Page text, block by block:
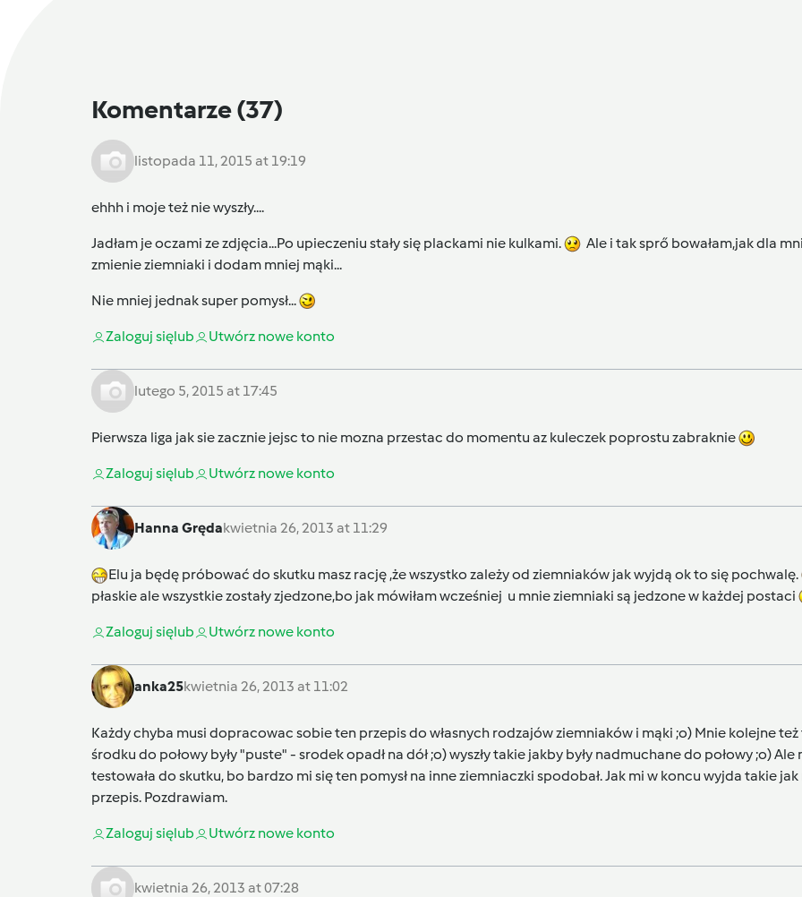
Komentarze(37)
listopada 11, 2015 at 19:19
ehhh i moje też nie wyszły....
Jadłam je oczami ze zdjęcia...Po upieczeniu stały się plackami nie kulkami.
Ale i tak sprő bowałam,jak dla
zmienie ziemniaki i dodam mniej mąki...
Nie mniej jednak super pomysł...
Zaloguj sięlub Utwórz nowe konto
lutego 5, 2015 at 17:45
Pierwsza liga jak sie zacznie jejsc to nie mozna przestac do momentu az kuleczek poprostu zabraknie
Zaloguj sięlub Utwórz nowe konto
Hanna Grędakwietnia 26, 2013 at 11:29
Elu ja będę próbować do skutku masz rację ,że wszystko zależy od ziemniaków jak wyjdą ok to się pochwalę.
płaskie ale wszystkie zostały zjedzone,bo jak mówiłam wcześniej u mnie ziemniaki są jedzone w każdej postaci
Zaloguj sięlub Utwórz nowe konto
anka25kwietnia 26, 2013 at 11:02
Każdy chyba musi dopracowac sobie ten przepis do własnych rodzajów ziemniaków i mąki ;o) Mnie kolejne
środku do połowy były "puste" - srodek opadł na dół ;o) wyszły takie jakby były nadmuchane do połowy ;o)
testowała do skutku, bo bardzo mi się ten pomysł na inne ziemniaczki spodobał. Jak mi w koncu wyjda takie
przepis. Pozdrawiam.
Zaloguj sięlub Utwórz nowe konto
kwietnia 26, 2013 at 07:28